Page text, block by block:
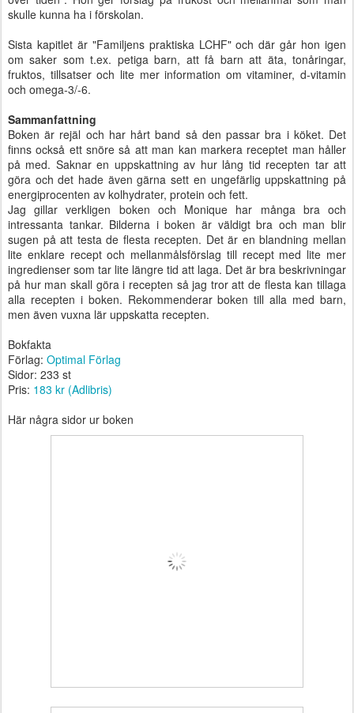
skulle kunna ha i förskolan.
Sista kapitlet är "Familjens praktiska LCHF" och där går hon igen
om saker som t.ex. petiga barn, att få barn att äta, tonåringar,
fruktos, tillsatser och lite mer information om vitaminer, d-vitamin
och omega-3/-6.
Sammanfattning
Boken är rejäl och har hårt band så den passar bra i köket. Det
finns också ett snöre så att man kan markera receptet man håller
på med. Saknar en uppskattning av hur lång tid recepten tar att
göra och det hade även gärna sett en ungefärlig uppskattning på
energiprocenten av kolhydrater, protein och fett.
Jag gillar verkligen boken och Monique har många bra och
intressanta tankar. Bilderna i boken är väldigt bra och man blir
sugen på att testa de flesta recepten. Det är en blandning mellan
lite enklare recept och mellanmålsförslag till recept med lite mer
ingredienser som tar lite längre tid att laga. Det är bra beskrivningar
på hur man skall göra i recepten så jag tror att de flesta kan tillaga
alla recepten i boken. Rekommenderar boken till alla med barn,
men även vuxna lär uppskatta recepten.
Bokfakta
Förlag: Optimal Förlag
Sidor: 233 st
Pris: 183 kr (Adlibris)
Här några sidor ur boken